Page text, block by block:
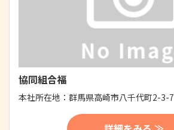
協同組合福
本社所在地： 群馬県高崎市八千代町2-3-7